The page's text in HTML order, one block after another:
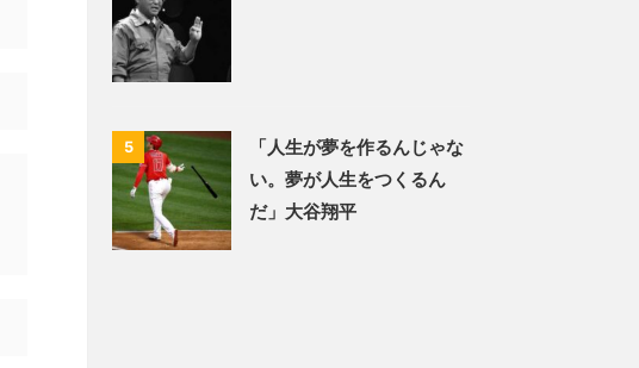
5
「人生が夢を作るんじゃな
い。夢が人生をつくるん
だ」大谷翔平